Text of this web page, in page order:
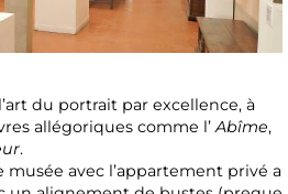
du portrait par excellence, à
allégoriques comme l’Abîme,
.
avec l’appartement privé a